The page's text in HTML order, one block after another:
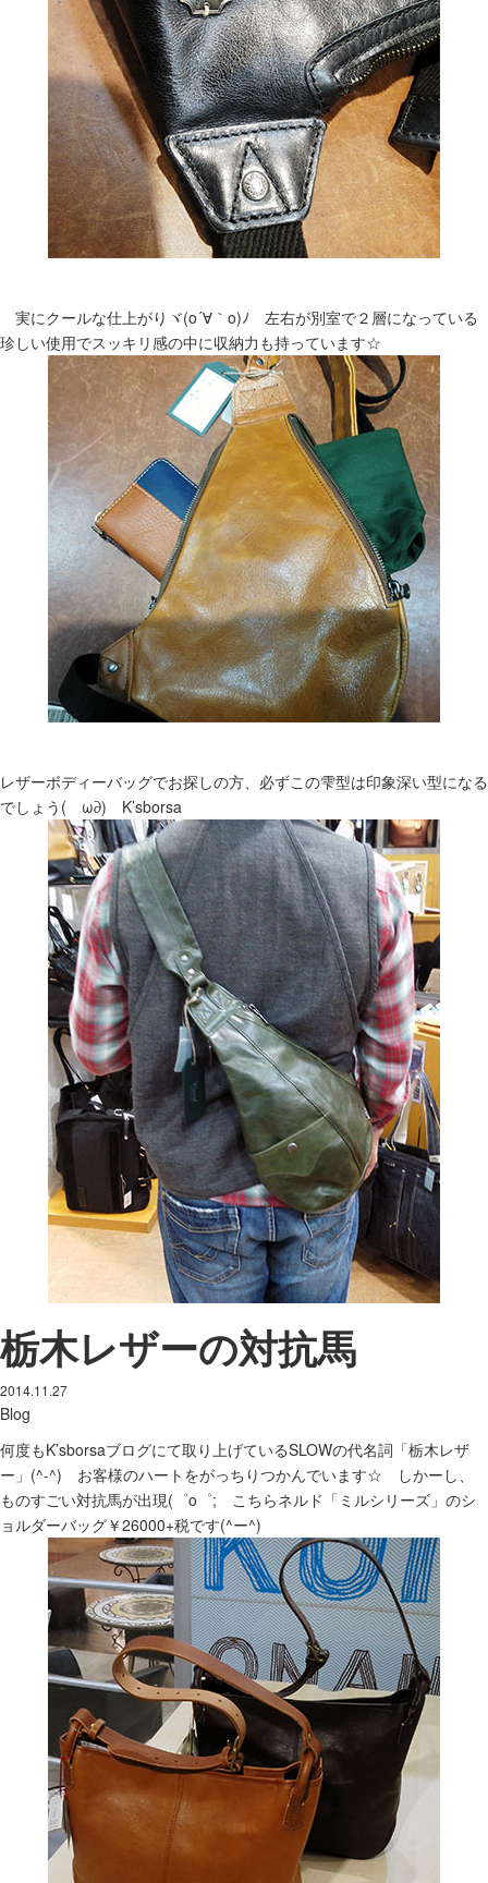
実にクールな仕上がりヾ(o´∀｀o)ﾉ 左右が別室で２層になっている
珍しい使用でスッキリ感の中に収納力も持っています☆
レザーボディーバッグでお探しの方、必ずこの雫型は印象深い型になる
でしょう(ゝω∂) K’sborsa
栃木レザーの対抗馬
2014.11.27
Blog
何度もK’sborsaブログにて取り上げているSLOWの代名詞「栃木レザ
ー」(^-^) お客様のハートをがっちりつかんでいます☆ しかーし、
ものすごい対抗馬が出現(゜o゜; こちらネルド「ミルシリーズ」のシ
ョルダーバッグ￥26000+税です(^ー^)